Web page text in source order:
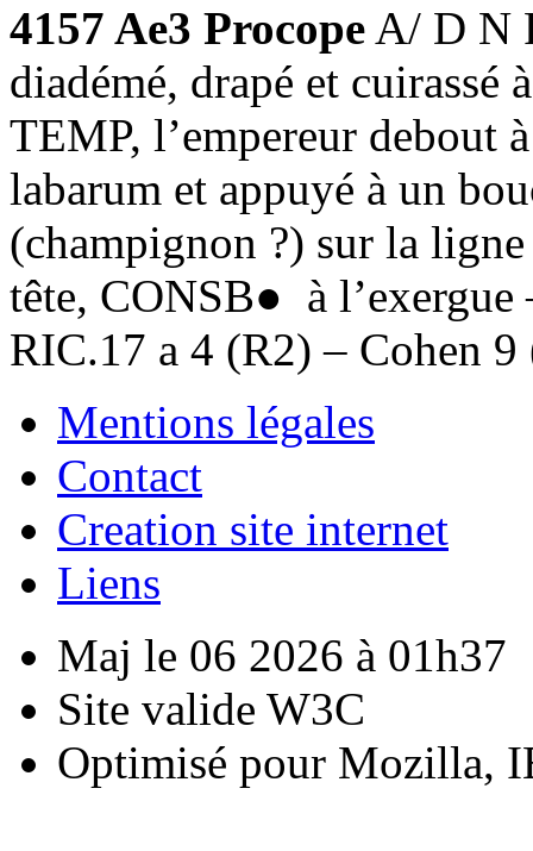
4157 Ae3 Procope A/ D N
diadémé, drapé et
TEMP, l’empereur debout
labarum et appuyé à un
(champignon ?) sur la
tête, CONSB● à
RIC.17 a 4 (R2) – Cohen
Mentions légales
Contact
Creation site internet
Liens
Maj le 06 2026 à 01h37
Site valide W3C
Optimisé pour Mozilla,